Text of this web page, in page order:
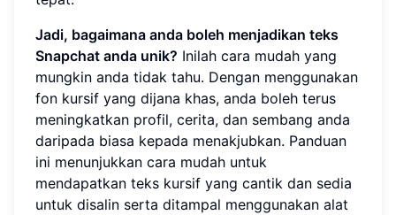
Jadi, bagaimana anda boleh menjadikan teks
Snapchat anda unik? Inilah cara mudah yang
mungkin anda tidak tahu. Dengan menggunakan
fon kursif yang dijana khas, anda boleh terus
meningkatkan profil, cerita, dan sembang anda
daripada biasa kepada menakjubkan. Panduan
ini menunjukkan cara mudah untuk
mendapatkan teks kursif yang cantik dan sedia
untuk disalin serta ditampal menggunakan alat